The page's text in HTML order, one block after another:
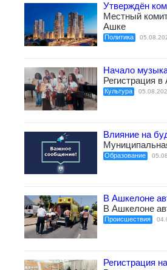
Утверждён
Местный
Ашке
Политика
Начало
Регистрация
Культура
Влияние на
Образование
В Ашкелоне
В Ашкелоне
Происшествия
Регистрация